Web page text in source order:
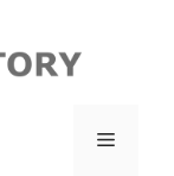
Menu